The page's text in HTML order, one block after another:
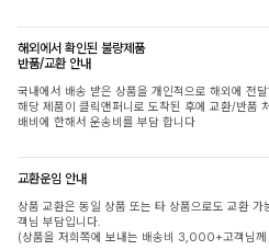
해외에서 확인된 불량제품
반품/교환 안내
국내에서 배송 받은 상품을 개인적으로 해외에 전
해당 제품이 클릭앤퍼니로 도착된 후에 교환/반품
배비에 한해서 운송비를 부담 합니다
교환운임 안내
상품 교환은 동일 상품 또는 타 상품으로도 교환
객님 부담입니다.
(상품을 저희쪽에 보내는 배송비 3,000+고객님